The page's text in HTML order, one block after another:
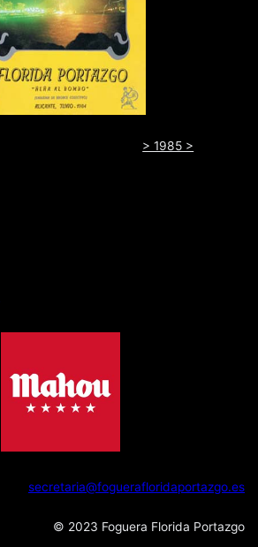
> 1985 >
secretaria@foguerafloridaportazgo.es
© 2023 Foguera Florida Portazgo